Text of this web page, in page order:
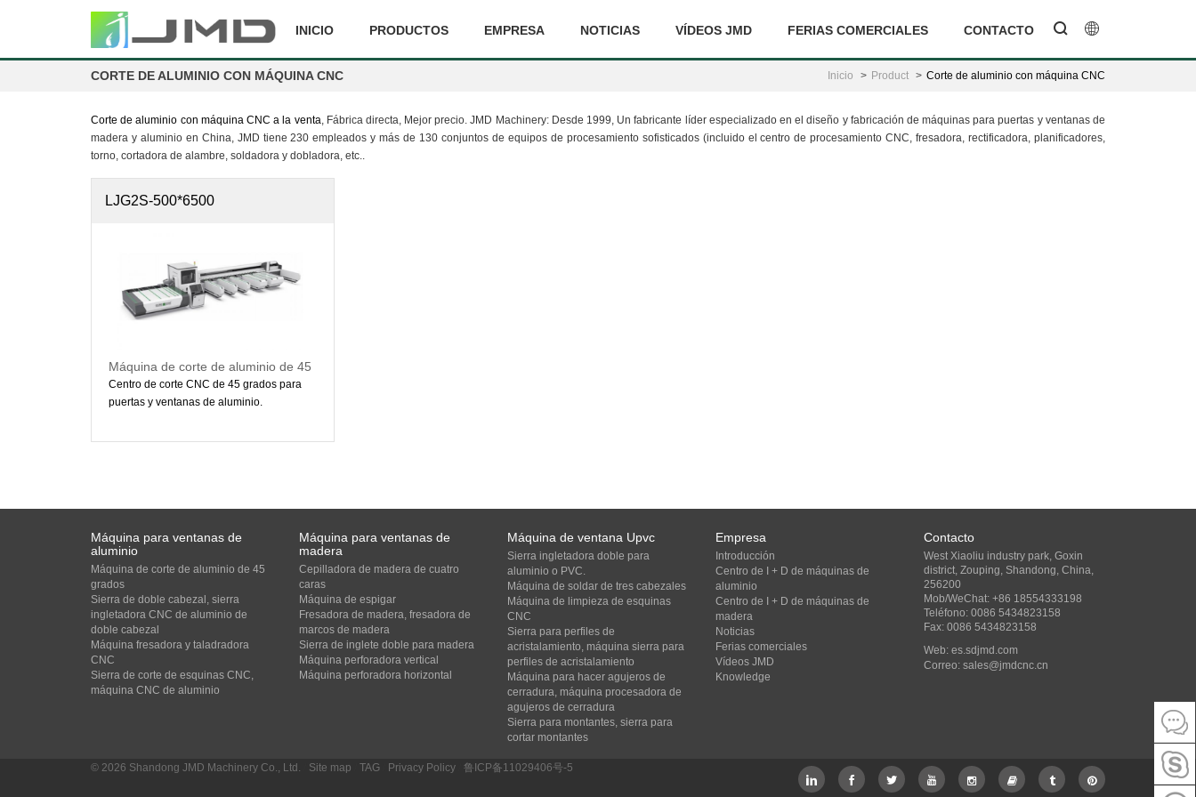
INICIO PRODUCTOS EMPRESA NOTICIAS VÍDEOS JMD FERIAS COMERCIALES CONTACTO
CORTE DE ALUMINIO CON MÁQUINA CNC Inicio Product Corte de aluminio con máquina CNC
Corte de aluminio con máquina CNC a la venta, Fábrica directa, Mejor precio. JMD Machinery: Desde 1999, Un fabricante líder especializado en el diseño y fabricación de máquinas para puertas y ventanas de
madera y aluminio en China, JMD tiene 230 empleados y más de 130 conjuntos de equipos de procesamiento sofisticados (incluido el centro de procesamiento CNC, fresadora, rectificadora, planificadores,
torno, cortadora de alambre, soldadora y dobladora, etc..
LJG2S-500*6500
Máquina de corte de aluminio de 45
grados
Centro de corte CNC de 45 grados para
puertas y ventanas de aluminio.
Máquina para ventanas de
aluminio
Máquina de corte de aluminio de 45
grados
Sierra de doble cabezal, sierra
ingletadora CNC de aluminio de
doble cabezal
Máquina fresadora y taladradora
CNC
Sierra de corte de esquinas CNC,
máquina CNC de aluminio
Máquina para ventanas de
madera
Cepilladora de madera de cuatro
caras
Máquina de espigar
Fresadora de madera, fresadora de
marcos de madera
Sierra de inglete doble para madera
Máquina perforadora vertical
Máquina perforadora horizontal
Máquina de ventana Upvc
Sierra ingletadora doble para
aluminio o PVC.
Máquina de soldar de tres cabezales
Máquina de limpieza de esquinas
CNC
Sierra para perfiles de
acristalamiento, máquina sierra para
perfiles de acristalamiento
Máquina para hacer agujeros de
cerradura, máquina procesadora de
agujeros de cerradura
Sierra para montantes, sierra para
cortar montantes
Empresa
Introducción
Centro de I + D de máquinas de
aluminio
Centro de I + D de máquinas de
madera
Noticias
Ferias comerciales
Vídeos JMD
Knowledge
Contacto
West Xiaoliu industry park, Goxin
district, Zouping, Shandong, China,
256200
Mob/WeChat: +86 18554333198
Teléfono: 0086 5434823158
Fax: 0086 5434823158
Web: es.sdjmd.com
Correo: sales@jmdcnc.cn
© 2026 Shandong JMD Machinery Co., Ltd. Site map TAG Privacy Policy 鲁ICP备11029406号-5